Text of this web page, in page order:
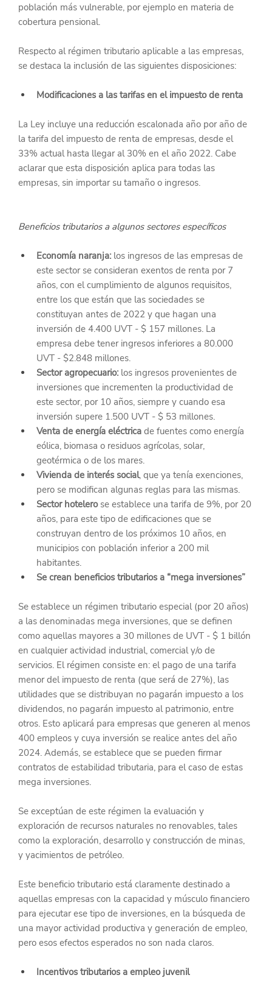
población más vulnerable, por ejemplo en materia de
cobertura pensional.
Respecto al régimen tributario aplicable a las empresas,
se destaca la inclusión de las siguientes disposiciones:
Modificaciones a las tarifas en el impuesto de renta
La Ley incluye una reducción escalonada año por año de
la tarifa del impuesto de renta de empresas, desde el
33% actual hasta llegar al 30% en el año 2022. Cabe
aclarar que esta disposición aplica para todas las
empresas, sin importar su tamaño o ingresos.
Beneficios tributarios a algunos sectores específicos
Economía naranja: los ingresos de las empresas de
este sector se consideran exentos de renta por 7
años, con el cumplimiento de algunos requisitos,
entre los que están que las sociedades se
constituyan antes de 2022 y que hagan una
inversión de 4.400 UVT - $ 157 millones. La
empresa debe tener ingresos inferiores a 80.000
UVT - $2.848 millones.
Sector agropecuario: los ingresos provenientes de
inversiones que incrementen la productividad de
este sector, por 10 años, siempre y cuando esa
inversión supere 1.500 UVT - $ 53 millones.
Venta de energía eléctrica de fuentes como energía
eólica, biomasa o residuos agrícolas, solar,
geotérmica o de los mares.
Vivienda de interés social, que ya tenía exenciones,
pero se modifican algunas reglas para las mismas.
Sector hotelero se establece una tarifa de 9%, por 20
años, para este tipo de edificaciones que se
construyan dentro de los próximos 10 años, en
municipios con población inferior a 200 mil
habitantes.
Se crean beneficios tributarios a “mega inversiones”
Se establece un régimen tributario especial (por 20 años)
a las denominadas mega inversiones, que se definen
como aquellas mayores a 30 millones de UVT - $ 1 billón
en cualquier actividad industrial, comercial y/o de
servicios. El régimen consiste en: el pago de una tarifa
menor del impuesto de renta (que será de 27%), las
utilidades que se distribuyan no pagarán impuesto a los
dividendos, no pagarán impuesto al patrimonio, entre
otros. Esto aplicará para empresas que generen al menos
400 empleos y cuya inversión se realice antes del año
2024. Además, se establece que se pueden firmar
contratos de estabilidad tributaria, para el caso de estas
mega inversiones.
Se exceptúan de este régimen la evaluación y
exploración de recursos naturales no renovables, tales
como la exploración, desarrollo y construcción de minas,
y yacimientos de petróleo.
Este beneficio tributario está claramente destinado a
aquellas empresas con la capacidad y músculo financiero
para ejecutar ese tipo de inversiones, en la búsqueda de
una mayor actividad productiva y generación de empleo,
pero esos efectos esperados no son nada claros.
Incentivos tributarios a empleo juvenil